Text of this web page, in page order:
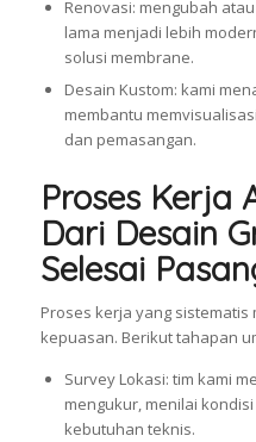
Renovasi: mengubah
lama menjadi lebih
solusi membrane.
Desain Kustom: kami
membantu
dan pemasangan.
Proses Kerja
Dari Desain
Selesai
Proses kerja yang
kepuasan. Berikut tahapan
Survey Lokasi: tim kami
mengukur, menilai
kebutuhan teknis.